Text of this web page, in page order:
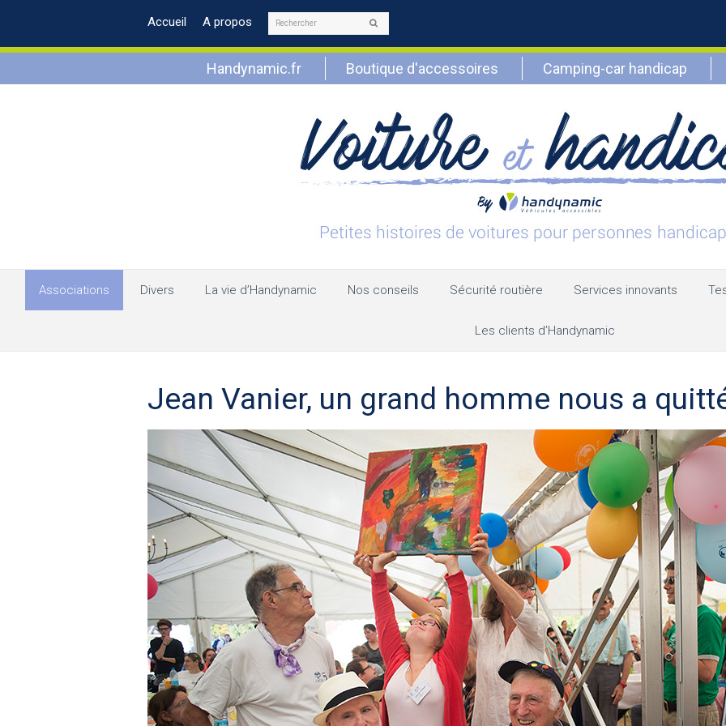
Accueil A propos Rechercher
Handynamic.fr Boutique d'accessoires Camping-car handicap
Associations Divers La vie d’Handynamic Nos conseils Sécurité routière Services innovants
Les clients d’Handynamic
Jean Vanier, un grand homme nous a